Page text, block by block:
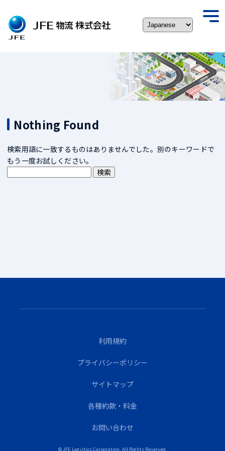
content
Nothing Found
検索用語に一致するものはありませんでした。別のキーワードで
もう一度お試しください。
利用規約
プライバシーポリシー
サイトマップ
各種約款・料金
お問い合わせ
© JFE Logistics Corporation. All Rights Reserved.